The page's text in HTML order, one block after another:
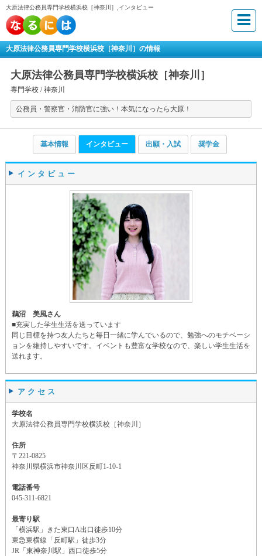
大原法律公務員専門学校横浜校［神奈川］,インタビュー
大原法律公務員専門学校横浜校［神奈川］の情報
大原法律公務員専門学校横浜校［神奈川］
専門学校 /神奈川
公務員・警察官・消防官に強い！本気になったら大原！
基本情報 インタビュー 出願・入試 奨学金
インタビュー
鵜沼 美風さん
■充実した学生生活を送っています
同じ目標を持つ友人たちと毎日一緒に学んでいるので、勉強へのモチベーシ
ョンを維持しやすいです。イベントも豊富な学校なので、楽しい学生生活を
送れます。
アクセス
学校名
大原法律公務員専門学校横浜校［神奈川］
住所
〒221-0825
神奈川県横浜市神奈川区反町1-10-1
電話番号
045-311-6821
最寄り駅
「横浜駅」きた東口A出口徒歩10分
東急東横線「反町駅」徒歩3分
JR「東神奈川駅」西口徒歩5分